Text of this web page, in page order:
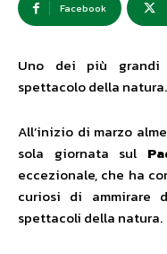
Facebook
Uno dei più grandi
spettacolo della natura.
All’inizio di marzo
sola giornata sul
eccezionale, che ha
curiosi di ammirare
spettacoli della natura.